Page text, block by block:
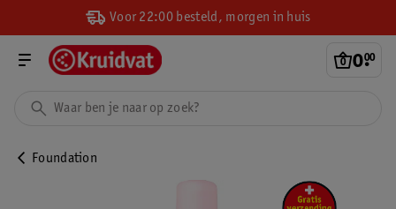
Voor 22:00 besteld, morgen in huis
0.
00
Foundation